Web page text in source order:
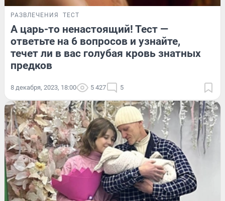
РАЗВЛЕЧЕНИЯ ТЕСТ
А царь-то ненастоящий! Тест —
ответьте на 6 вопросов и узнайте,
течет ли в вас голубая кровь знатных
предков
8 декабря, 2023, 18:00 5 427 5